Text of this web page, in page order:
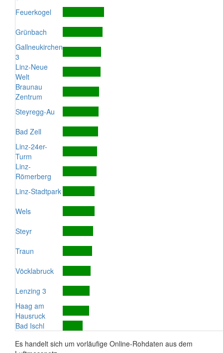
Feuerkogel
Grünbach
Gallneukirchen
3
Linz-Neue
Welt
Braunau
Zentrum
Steyregg-Au
Bad Zell
Linz-24er-
Turm
Linz-
Römerberg
Linz-Stadtpark
Wels
Steyr
Traun
Vöcklabruck
Lenzing 3
Haag am
Hausruck
Bad Ischl
Es handelt sich um vorläufige Online-Rohdaten aus dem